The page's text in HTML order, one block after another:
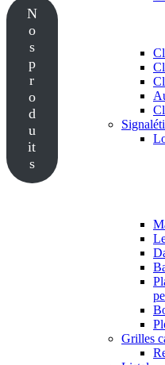
N
o
s
p
r
o
d
u
it
s
Grilles